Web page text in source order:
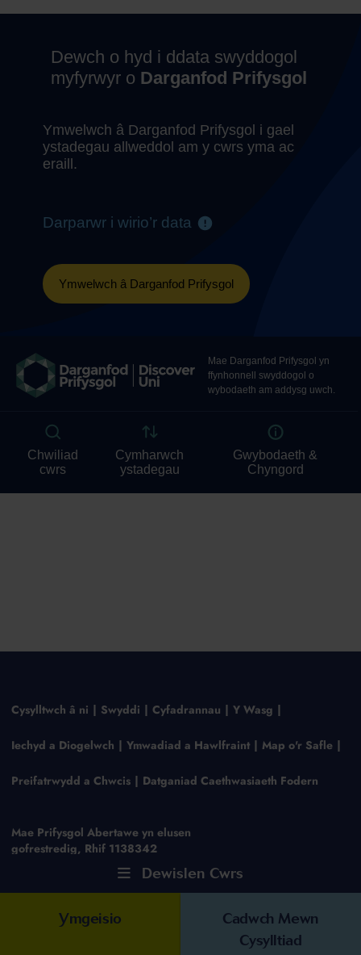
Dewislen Cwrs
Ymgeisio
Cadwch Mewn
Cysylltiad
Cysylltwch â ni Swyddi Cyfadrannau Y Wasg
Iechyd a Diogelwch Ymwadiad a Hawlfraint Map o'r Safle
Preifatrwydd a Chwcis Datganiad Caethwasiaeth Fodern
Mae Prifysgol Abertawe yn elusen
gofrestredig, Rhif 1138342